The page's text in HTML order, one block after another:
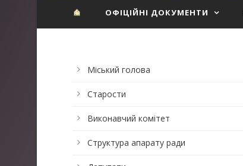
ОФІЦІЙНІ ДОКУМЕНТИ
Міський голова
Старости
Виконавчий комітет
Структура апарату ради